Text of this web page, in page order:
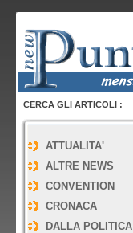
CERCA GLI ARTICOLI :
ATTUALITA'
ALTRE NEWS
CONVENTION
CRONACA
DALLA POLITICA